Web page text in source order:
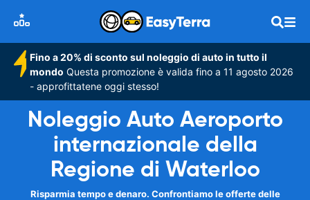
Fino a 20% di sconto sul noleggio di auto in tutto il
mondo Questa promozione è valida fino a 11 agosto 2026
- approfittatene oggi stesso!
Noleggio Auto Aeroporto
internazionale della
Regione di Waterloo
Risparmia tempo e denaro. Confrontiamo le offerte delle